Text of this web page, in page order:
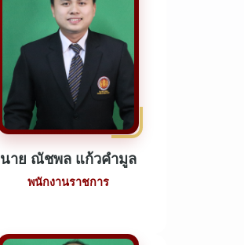
นาย ณัชพล แก้วคำมูล
พนักงานราชการ